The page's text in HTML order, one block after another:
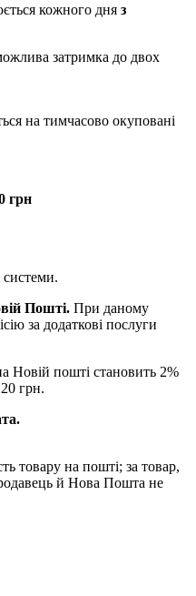
кожного дня з
затримка до двох
на тимчасово окуповані
грн
системи.
Пошті. При даному
за додаткові послуги
Новій пошті становить 2%
грн.
товару на пошті; за товар,
й Нова Пошта не